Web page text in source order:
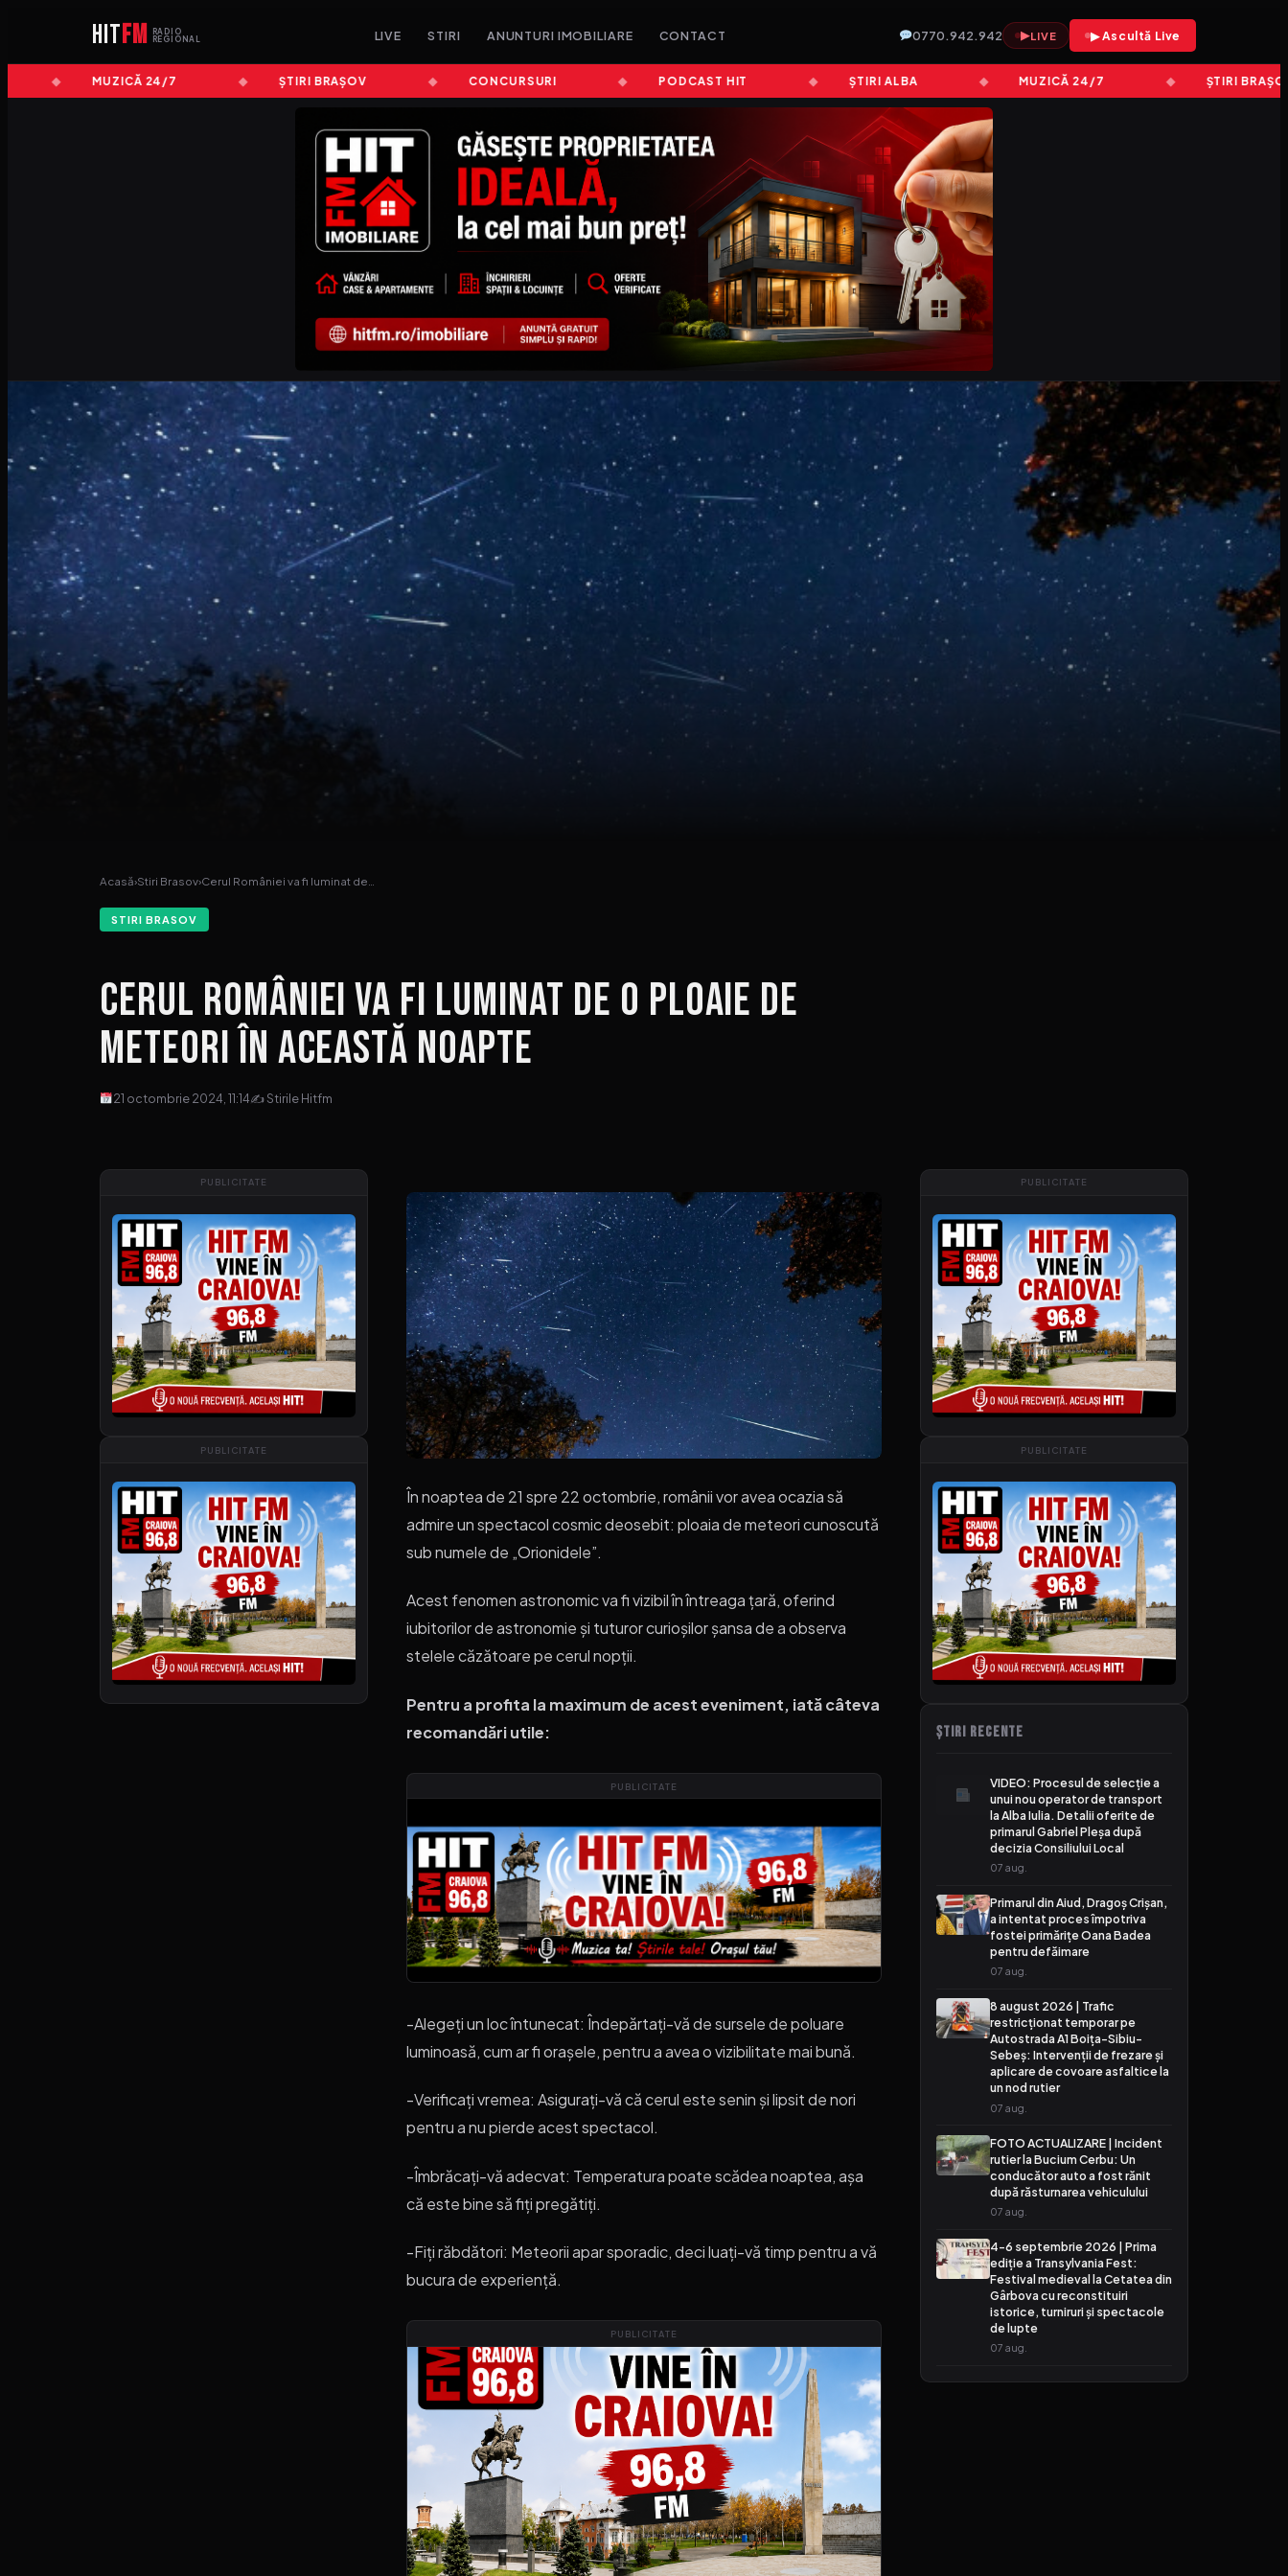
HITFM
RADIO
REGIONAL
LIVE STIRI ANUNTURI IMOBILIARE CONTACT 0770.942.942 ▶LIVE ▶ Ascultă Live
MUZICĂ 24/7 ȘTIRI BRAȘOV CONCURSURI PODCAST HIT ȘTIRI ALBA MUZICĂ 24/7 ȘTIRI BRAȘOV
Acasă›Stiri Brasov›Cerul României va fi luminat de…
STIRI BRASOV
Cerul României va fi luminat de o ploaie de
meteori în această noapte
21 octombrie 2024, 11:14✍ Stirile Hitfm
PUBLICITATE
PUBLICITATE
În noaptea de 21 spre 22 octombrie, românii vor avea ocazia să
admire un spectacol cosmic deosebit: ploaia de meteori cunoscută
sub numele de „Orionidele”.
Acest fenomen astronomic va fi vizibil în întreaga țară, oferind
iubitorilor de astronomie și tuturor curioșilor șansa de a observa
stelele căzătoare pe cerul nopții.
Pentru a profita la maximum de acest eveniment, iată câteva
recomandări utile:
PUBLICITATE
-Alegeți un loc întunecat: Îndepărtați-vă de sursele de poluare
luminoasă, cum ar fi orașele, pentru a avea o vizibilitate mai bună.
-Verificați vremea: Asigurați-vă că cerul este senin și lipsit de nori
pentru a nu pierde acest spectacol.
-Îmbrăcați-vă adecvat: Temperatura poate scădea noaptea, așa
că este bine să fiți pregătiți.
-Fiți răbdători: Meteorii apar sporadic, deci luați-vă timp pentru a vă
bucura de experiență.
PUBLICITATE
PUBLICITATE
PUBLICITATE
ȘTIRI RECENTE
VIDEO: Procesul de selecție a
unui nou operator de transport
la Alba Iulia. Detalii oferite de
primarul Gabriel Pleșa după
decizia Consiliului Local
07 aug.
Primarul din Aiud, Dragoș Crișan,
a intentat proces împotriva
fostei primărițe Oana Badea
pentru defăimare
07 aug.
8 august 2026 | Trafic
restricționat temporar pe
Autostrada A1 Boița-Sibiu-
Sebeș: Intervenții de frezare și
aplicare de covoare asfaltice la
un nod rutier
07 aug.
FOTO ACTUALIZARE | Incident
rutier la Bucium Cerbu: Un
conducător auto a fost rănit
după răsturnarea vehiculului
07 aug.
4-6 septembrie 2026 | Prima
ediție a Transylvania Fest:
Festival medieval la Cetatea din
Gârbova cu reconstituiri
istorice, turniruri și spectacole
de lupte
07 aug.